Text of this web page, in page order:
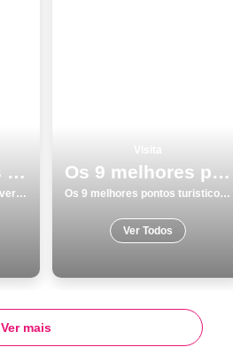
Os 15 melhores sitios para ver e visitar em Ericeira
Os 15 melhores sitios para ver e visitar em Ericeira
Os 9 melhores pontos turisticos para visitar em Lisboa
Os 9 melhores pontos turisticos para visitar em Lisboa
Ver Todos
Ver mais